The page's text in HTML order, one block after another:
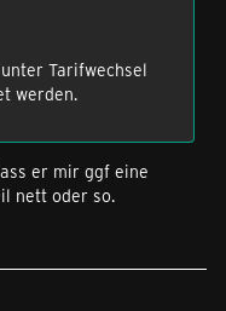
Tarifwechsel
werden.
er mir ggf eine
nett oder so.